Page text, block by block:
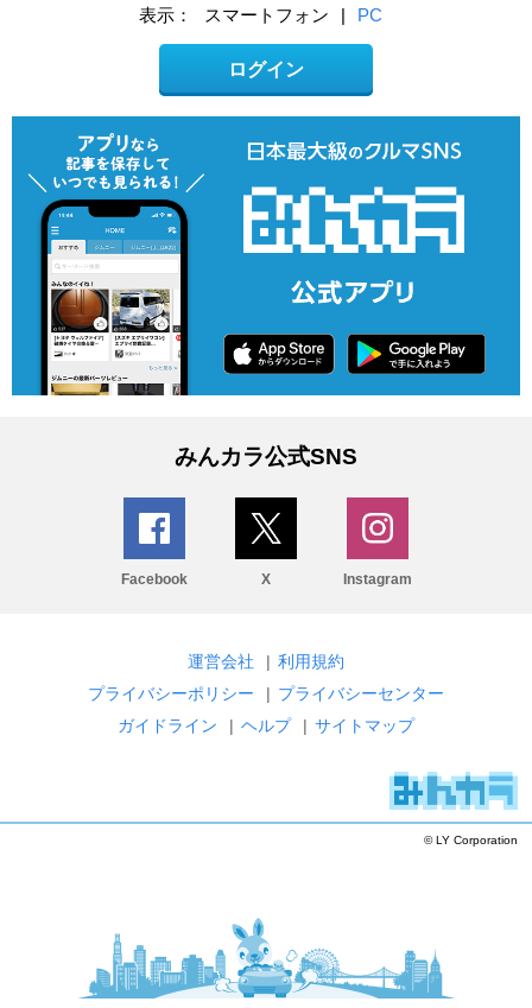
表示： スマートフォン | PC
ログイン
みんカラ公式SNS
Facebook X Instagram
運営会社 | 利用規約
プライバシーポリシー
| プライバシーセンター
ガイドライン
| ヘルプ | サイトマップ
© LY Corporation